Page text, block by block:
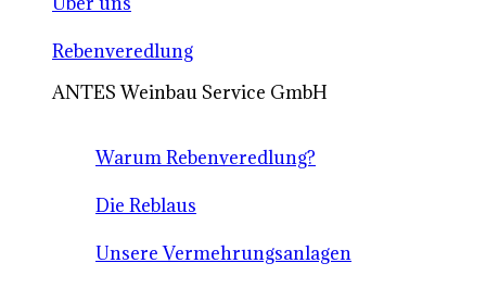
Rebenveredlung
ANTES Weinbau Service GmbH
Warum Rebenveredlung?
Die Reblaus
Unsere Vermehrungsanlagen